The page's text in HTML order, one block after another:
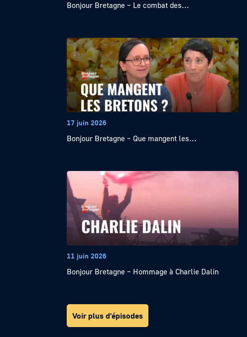
Bonjour Bretagne – Le combat des...
17 juin 2026
Bonjour Bretagne – Que mangent les...
11 juin 2026
Bonjour Bretagne – Hommage à Charlie Dalin
Voir plus d'épisodes